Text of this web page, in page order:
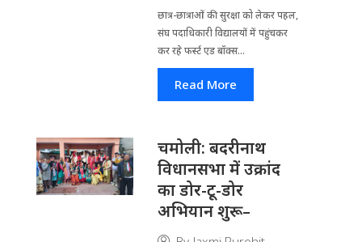
छात्र-छात्राओं की सुरक्षा को लेकर पहल,
संघ पदाधिकारी विद्यालयों में पहुंचकर
कर रहे फर्स्ट एड बॉक्स...
Read More
चमोली: बदरीनाथ
विधानसभा में उक्रांद
का डोर-टू-डोर
अभियान शुरू–